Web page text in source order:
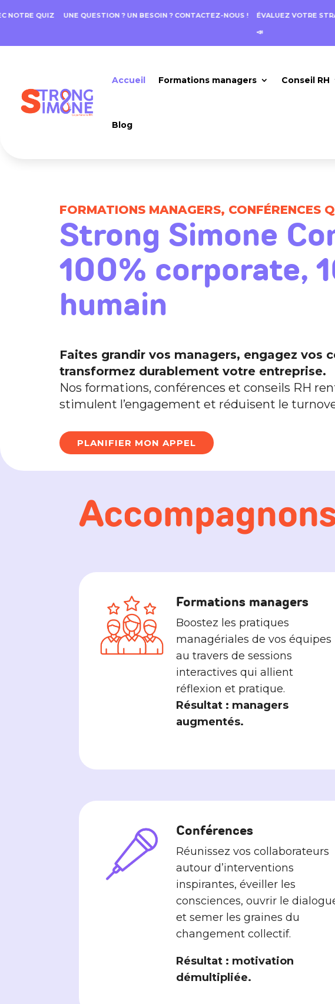
QUIZ UNE QUESTION ? UN BESOIN ? CONTACTEZ-NOUS !
ÉVALUEZ VOTRE
Accueil Formations managers Conseil RH
Blog
FORMATIONS MANAGERS, CONFÉRENCES
Strong Simone
100% corporate,
humain
Faites grandir vos managers, engagez vos
transformez durablement votre entreprise.
Nos formations, conférences et conseils RH
stimulent l’engagement et réduisent le
PLANIFIER MON APPEL
Formations managers
Boostez les pratiques
managériales de vos équipes
au travers de sessions
interactives qui allient
réflexion et pratique.
Résultat : managers
augmentés.
Conférences
Réunissez vos collaborateurs
autour d’interventions
inspirantes, éveiller les
consciences, ouvrir le
et semer les graines du
changement collectif.
Résultat : motivation
démultipliée.